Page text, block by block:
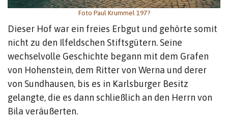
Foto Paul Krummel 197?
Dieser Hof war ein freies Erbgut und gehörte somit
nicht zu den Ilfeldschen Stiftsgütern. Seine
wechselvolle Geschichte begann mit dem Grafen
von Hohenstein, dem Ritter von Werna und derer
von Sundhausen, bis es in Karlsburger Besitz
gelangte, die es dann schließlich an den Herrn von
Bila veräußerten.